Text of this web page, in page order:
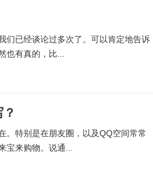
们已经谈论过多次了。可以肯定地告诉
也有真的，比...
。特别是在朋友圈，以及QQ空间常常
宝来购物。说通...